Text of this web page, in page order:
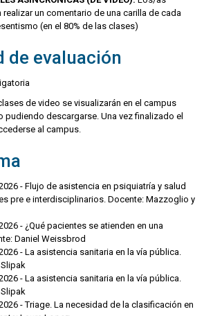
un comentario de una carilla de cada
(en el 80% de las clases)
de evaluación
de video se visualizarán en el campus
pudiendo descargarse. Una vez finalizado el
al campus.
- Flujo de asistencia en psiquiatría y salud
pre e interdisciplinarios. Docente: Mazzoglio y
- ¿Qué pacientes se atienden en una
Daniel Weissbrod
- La asistencia sanitaria en la vía pública.
- La asistencia sanitaria en la vía pública.
- Triage. La necesidad de la clasificación en